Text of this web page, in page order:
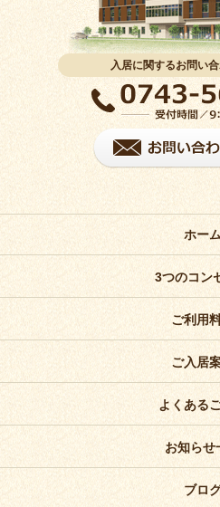
入居に関するお問い
ホー
3つのコン
ご利用
ご入居
よくある
お知らせ
ブロ